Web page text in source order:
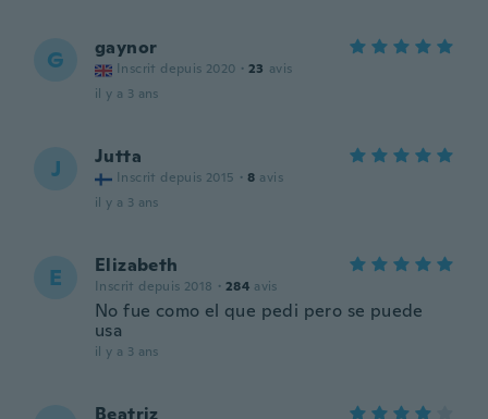
G gaynor
Inscrit depuis 2020 · 23 avis
il y a 3 ans
J Jutta
Inscrit depuis 2015 · 8 avis
il y a 3 ans
E Elizabeth
Inscrit depuis 2018 · 284 avis
No fue como el que pedi pero se puede
usa
il y a 3 ans
Beatriz